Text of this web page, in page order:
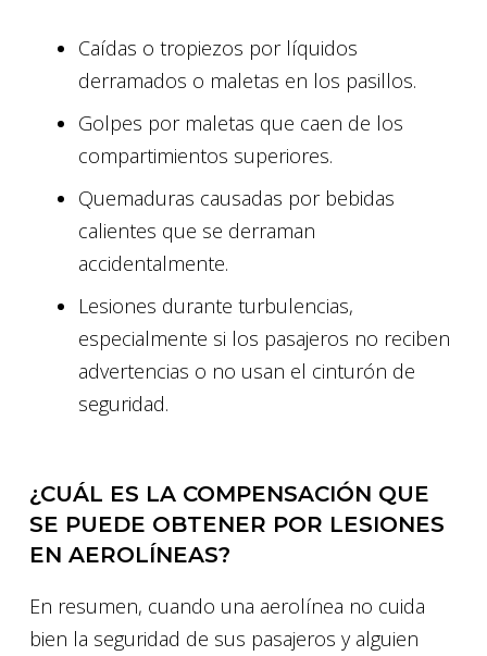
Caídas o tropiezos por líquidos
derramados o maletas en los pasillos.
Golpes por maletas que caen de los
compartimientos superiores.
Quemaduras causadas por bebidas
calientes que se derraman
accidentalmente.
Lesiones durante turbulencias,
especialmente si los pasajeros no reciben
advertencias o no usan el cinturón de
seguridad.
¿CUÁL ES LA COMPENSACIÓN QUE
SE PUEDE OBTENER POR LESIONES
EN AEROLÍNEAS?
En resumen, cuando una aerolínea no cuida
bien la seguridad de sus pasajeros y alguien